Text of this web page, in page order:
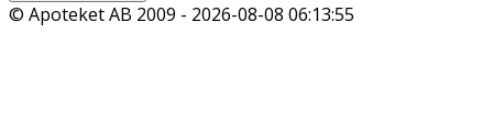
© Apoteket AB 2009 - 2026-08-08 06:13:55